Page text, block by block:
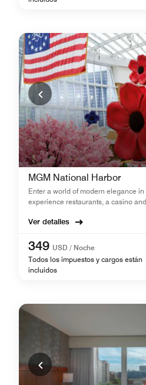
MGM National Harbor
Enter a world of modern elegance
experience restaurants, a casino
Ver detalles
349 USD / Noche
Todos los impuestos y cargos están
incluidos